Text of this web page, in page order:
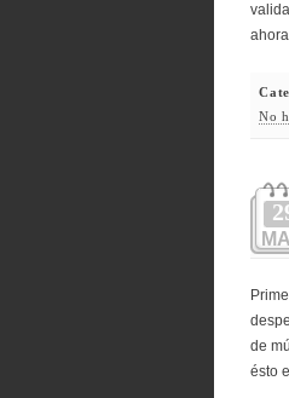
No
de
ésto